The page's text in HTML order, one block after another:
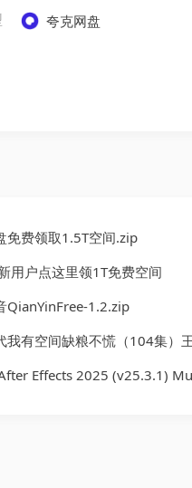
夸克网盘
免费领取1.5T空间.zip
用户点这里领1T免费空间
QianYinFree-1.2.zip
我有空间缺粮不慌（104集）
Effects 2025 (v25.3.1)